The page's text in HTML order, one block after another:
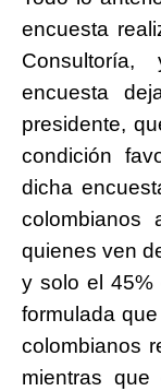
encuesta
encuesta
presidente,
condición
dicha
colombianos
quienes ven
y solo el 45%
formulada
colombianos
mientras